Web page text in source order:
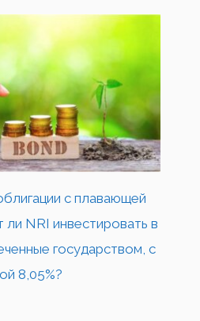
с плавающей
ли NRI инвестировать в
государством, с
8,05%?